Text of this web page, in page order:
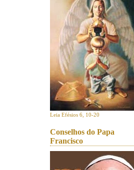
Leia Efésios 6, 10-20
Conselhos do Papa
Francisco